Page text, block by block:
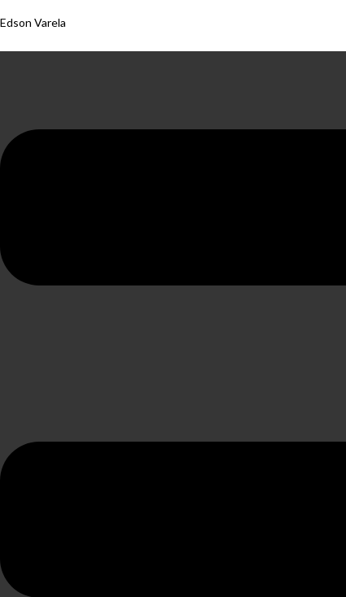
Edson Varela